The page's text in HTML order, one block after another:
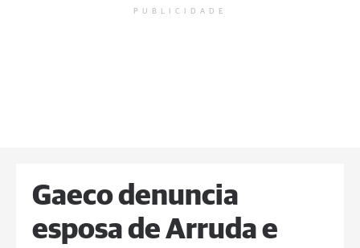
PUBLICIDADE
Gaeco denuncia
esposa de Arruda e